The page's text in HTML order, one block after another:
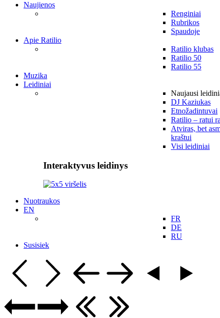
Naujienos
Renginiai
Rubrikos
Spaudoje
Apie Ratilio
Ratilio klubas
Ratilio 50
Ratilio 55
Muzika
Leidiniai
Naujausi
DJ Kaziukas
Etnožadintuvai
Ratilio – ratui
Atviras, bet
kraštui
Visi leidiniai
Interaktyvus leidinys
Nuotraukos
EN
FR
DE
RU
Susisiek